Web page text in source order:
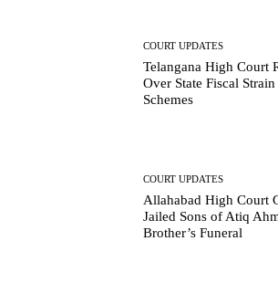
COURT UPDATES
Telangana High Court
Over State Fiscal
Schemes
COURT UPDATES
Allahabad High Court
Jailed Sons of Atiq
Brother’s Funeral